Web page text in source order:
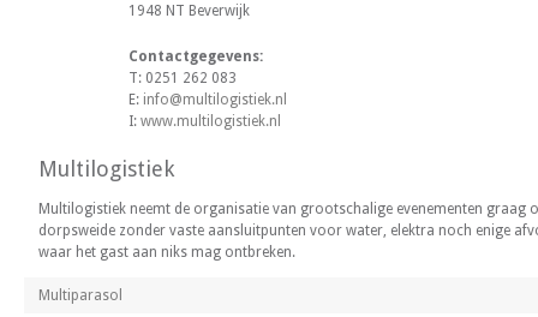
1948 NT Beverwijk
Contactgegevens:
T: 0251 262 083
E: info@multilogistiek.nl
I: www.multilogistiek.nl
Multilogistiek
Multilogistiek neemt de organisatie van grootschalige evenementen graag
dorpsweide zonder vaste aansluitpunten voor water, elektra noch enige
waar het gast aan niks mag ontbreken.
Multiparasol